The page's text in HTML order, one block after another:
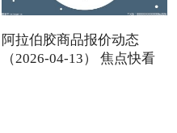
阿拉伯胶商品报价动态
（2026-04-13） 焦点快看